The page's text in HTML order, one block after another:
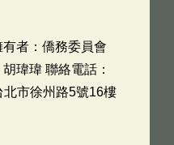
者：僑務委員會
瑋瑋 聯絡電話：
市徐州路5號16樓